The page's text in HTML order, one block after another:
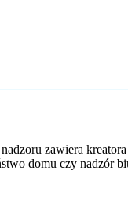
zawiera
domu czy